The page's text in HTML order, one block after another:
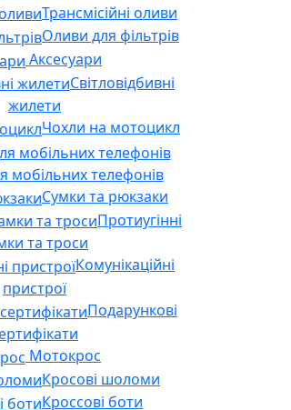
Трансмісійні оливи
Оливи для фільтрів
Аксесуари
Світловідбивні
жилети
Чохли на мотоцикл
мобільних телефонів
Сумки та рюкзаки
Протиугінні
та троси
Комунікаційні
пристрої
Подарункові
Мотокрос
Кросові шоломи
Кроссові боти